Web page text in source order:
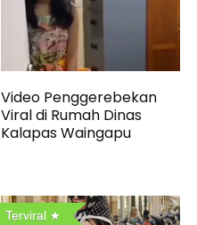
Video Penggerebekan
Viral di Rumah Dinas
Kalapas Waingapu
Terviral